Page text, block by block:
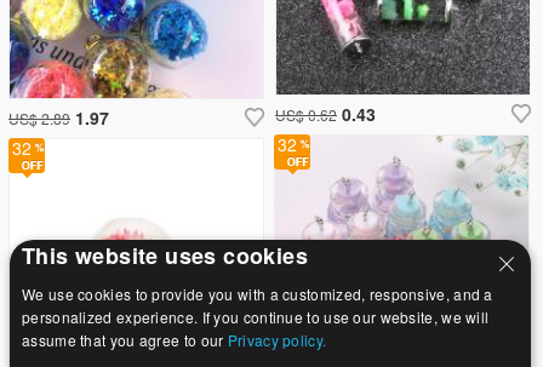
32 32
US$ 0.62 0.43
US$ 2.89 1.97
This website uses cookies
We use cookies to provide you with a customized, responsive, and a
personalized experience. If you continue to use our website, we will
assume that you agree to our Privacy policy.